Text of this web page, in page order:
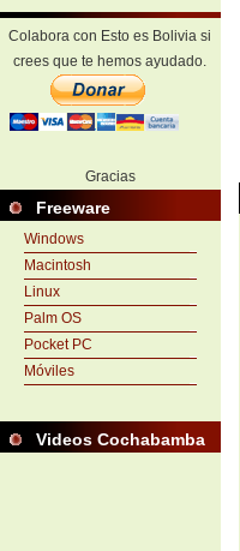
Colabora con Esto es Bolivia si
crees que te hemos ayudado.
Gracias
Freeware
Windows
Macintosh
Linux
Palm OS
Pocket PC
Móviles
Videos Cochabamba